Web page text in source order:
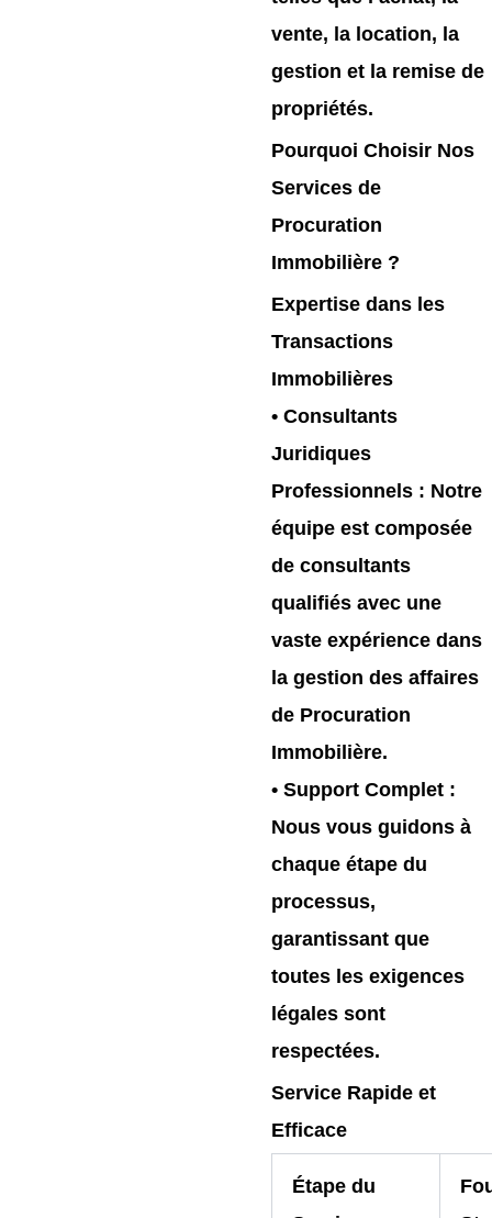
vente, la location, la
gestion et la remise de
propriétés.
Pourquoi Choisir Nos
Services de
Procuration
Immobilière ?
Expertise dans les
Transactions
Immobilières
• Consultants
Juridiques
Professionnels: Notre
équipe est composée
de consultants
qualifiés avec une
vaste expérience dans
la gestion des affaires
de Procuration
Immobilière.
• Support Complet:
Nous vous guidons à
chaque étape du
processus,
garantissant que
toutes les exigences
légales sont
respectées.
Service Rapide et
Efficace
Étape du